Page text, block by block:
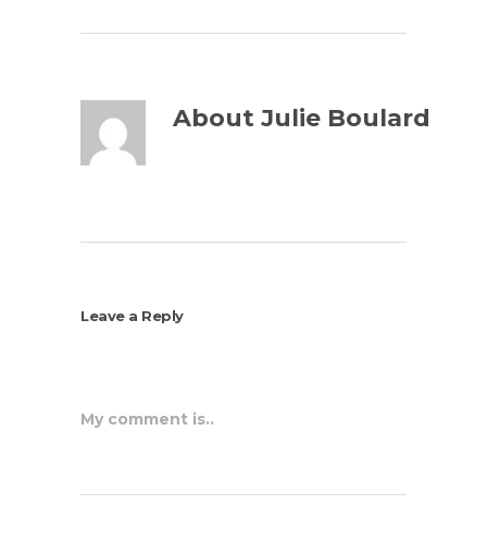
About Julie Boulard
Leave a Reply
My comment is..